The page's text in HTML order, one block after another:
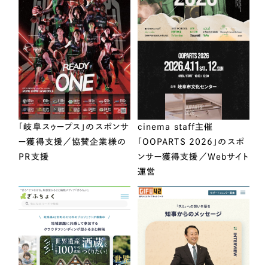
「岐阜スゥープス」のスポンサ
ー獲得支援／協賛企業様の
PR支援
cinema staff主催
「OOPARTS 2026」のスポ
ンサー獲得支援／Webサイト
運営